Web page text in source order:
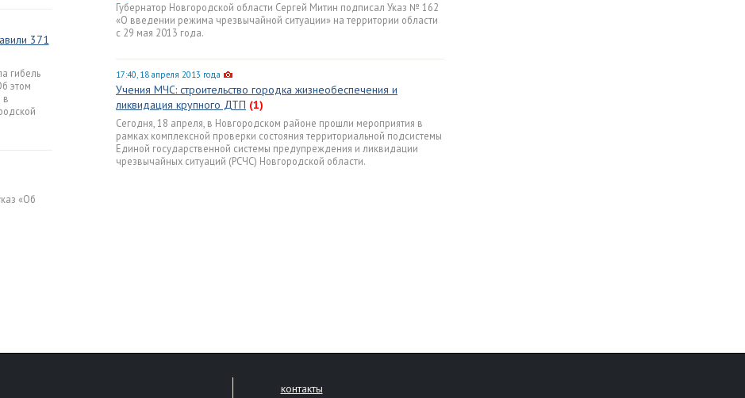
371
гибель
этом
в
«Об
Губернатор Новгородской области Сергей Митин подписал Указ № 162
«О введении режима чрезвычайной ситуации» на территории области
с 29 мая 2013 года.
17:40, 18 апреля 2013 года
Учения МЧС: строительство городка жизнеобеспечения и
ликвидация крупного ДТП (1)
Сегодня, 18 апреля, в Новгородском районе прошли мероприятия в
рамках комплексной проверки состояния территориальной подсистемы
Единой государственной системы предупреждения и ликвидации
чрезвычайных ситуаций (РСЧС) Новгородской области.
контакты